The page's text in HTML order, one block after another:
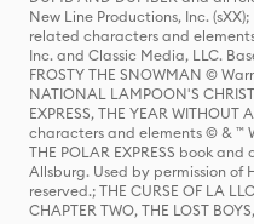
New Line Productions, Inc.
related characters and
Inc. and Classic Media, LLC.
FROSTY THE SNOWMAN ©
NATIONAL LAMPOON'S
EXPRESS, THE YEAR
characters and elements © & ™
THE POLAR EXPRESS book
Allsburg. Used by permission
reserved.; THE CURSE OF LA
CHAPTER TWO, THE LOST